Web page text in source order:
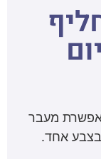
מאפשרת מעבר
בצבע אחד.